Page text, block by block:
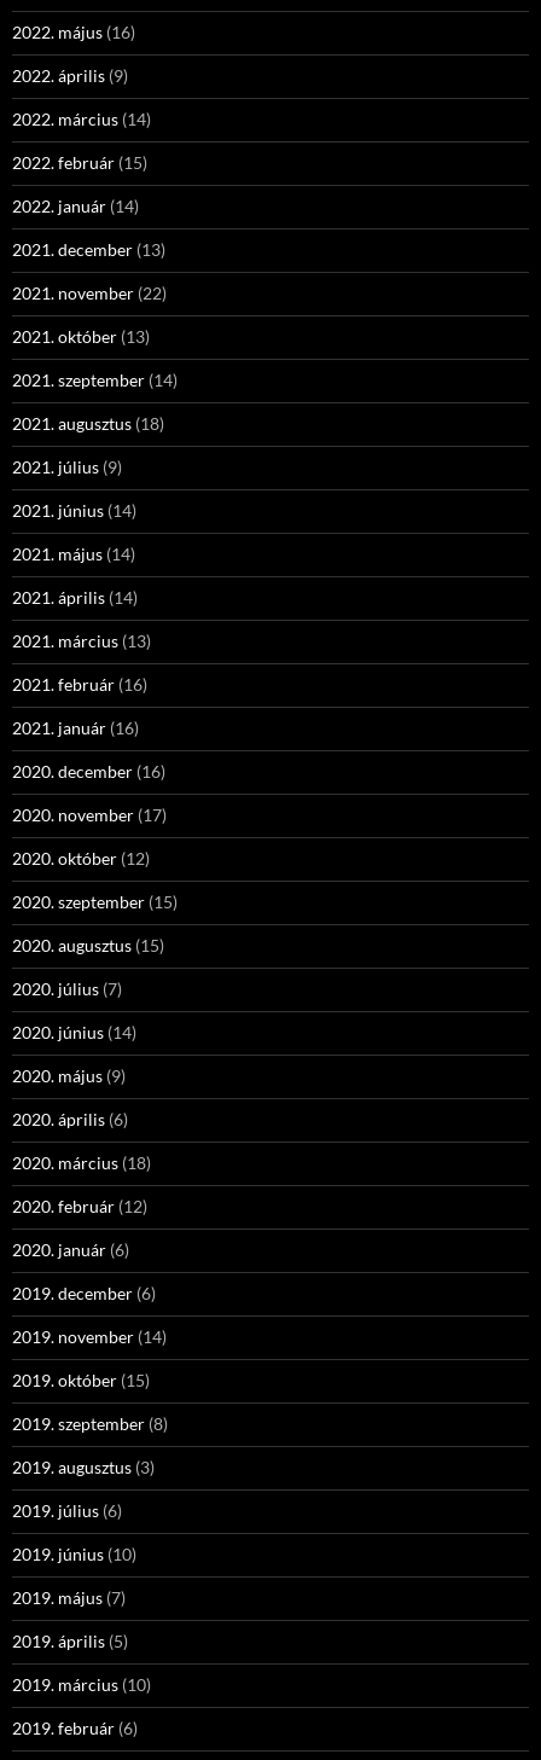
2022. május (16)
2022. április (9)
2022. március (14)
2022. február (15)
2022. január (14)
2021. december (13)
2021. november (22)
2021. október (13)
2021. szeptember (14)
2021. augusztus (18)
2021. július (9)
2021. június (14)
2021. május (14)
2021. április (14)
2021. március (13)
2021. február (16)
2021. január (16)
2020. december (16)
2020. november (17)
2020. október (12)
2020. szeptember (15)
2020. augusztus (15)
2020. július (7)
2020. június (14)
2020. május (9)
2020. április (6)
2020. március (18)
2020. február (12)
2020. január (6)
2019. december (6)
2019. november (14)
2019. október (15)
2019. szeptember (8)
2019. augusztus (3)
2019. július (6)
2019. június (10)
2019. május (7)
2019. április (5)
2019. március (10)
2019. február (6)